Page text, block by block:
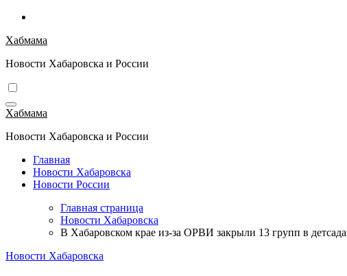
Перейти
содержимому
Хабмама
Новости Хабаровска и России
Хабмама
Новости Хабаровска и России
Главная
Новости Хабаровска
Новости России
Главная страница
Новости Хабаровска
В Хабаровском крае из-за ОРВИ закрыли 13 групп в
Новости Хабаровска